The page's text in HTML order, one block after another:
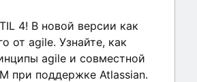
4! В новой версии как
от agile. Узнайте, как
agile и совместной
при поддержке Atlassian.